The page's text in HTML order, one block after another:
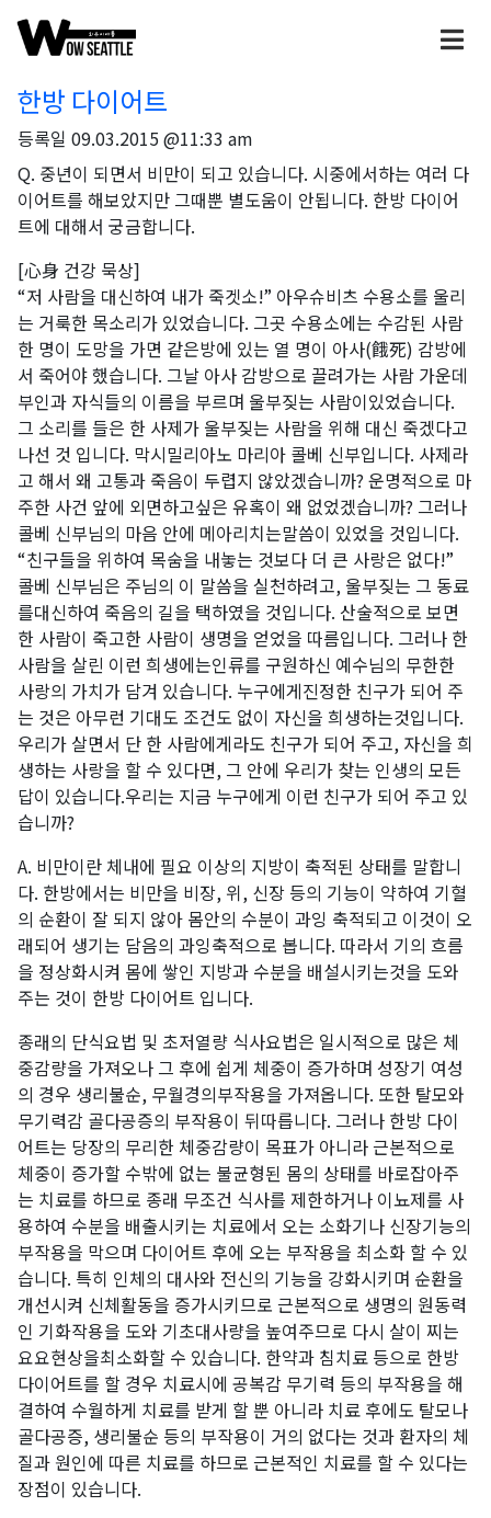
한방 다이어트
등록일 09.03.2015 @11:33 am
Q. 중년이 되면서 비만이 되고 있습니다. 시중에서하는 여러 다
이어트를 해보았지만 그때뿐 별도움이 안됩니다. 한방 다이어
트에 대해서 궁금합니다.
[心身 건강 묵상]
“저 사람을 대신하여 내가 죽겟소!” 아우슈비츠 수용소를 울리
는 거룩한 목소리가 있었습니다. 그곳 수용소에는 수감된 사람
한 명이 도망을 가면 같은방에 있는 열 명이 아사(餓死) 감방에
서 죽어야 했습니다. 그날 아사 감방으로 끌려가는 사람 가운데
부인과 자식들의 이름을 부르며 울부짖는 사람이있었습니다.
그 소리를 들은 한 사제가 울부짖는 사람을 위해 대신 죽겠다고
나선 것 입니다. 막시밀리아노 마리아 콜베 신부입니다. 사제라
고 해서 왜 고통과 죽음이 두렵지 않았겠습니까? 운명적으로 마
주한 사건 앞에 외면하고싶은 유혹이 왜 없었겠습니까? 그러나
콜베 신부님의 마음 안에 메아리치는말씀이 있었을 것입니다.
“친구들을 위하여 목숨을 내놓는 것보다 더 큰 사랑은 없다!”
콜베 신부님은 주님의 이 말씀을 실천하려고, 울부짖는 그 동료
를대신하여 죽음의 길을 택하였을 것입니다. 산술적으로 보면
한 사람이 죽고한 사람이 생명을 얻었을 따름입니다. 그러나 한
사람을 살린 이런 희생에는인류를 구원하신 예수님의 무한한
사랑의 가치가 담겨 있습니다. 누구에게진정한 친구가 되어 주
는 것은 아무런 기대도 조건도 없이 자신을 희생하는것입니다.
우리가 살면서 단 한 사람에게라도 친구가 되어 주고, 자신을 희
생하는 사랑을 할 수 있다면, 그 안에 우리가 찾는 인생의 모든
답이 있습니다.우리는 지금 누구에게 이런 친구가 되어 주고 있
습니까?
A. 비만이란 체내에 필요 이상의 지방이 축적된 상태를 말합니
다. 한방에서는 비만을 비장, 위, 신장 등의 기능이 약하여 기혈
의 순환이 잘 되지 않아 몸안의 수분이 과잉 축적되고 이것이 오
래되어 생기는 담음의 과잉축적으로 봅니다. 따라서 기의 흐름
을 정상화시켜 몸에 쌓인 지방과 수분을 배설시키는것을 도와
주는 것이 한방 다이어트 입니다.
종래의 단식요법 및 초저열량 식사요법은 일시적으로 많은 체
중감량을 가져오나 그 후에 쉽게 체중이 증가하며 성장기 여성
의 경우 생리불순, 무월경의부작용을 가져옵니다. 또한 탈모와
무기력감 골다공증의 부작용이 뒤따릅니다. 그러나 한방 다이
어트는 당장의 무리한 체중감량이 목표가 아니라 근본적으로
체중이 증가할 수밖에 없는 불균형된 몸의 상태를 바로잡아주
는 치료를 하므로 종래 무조건 식사를 제한하거나 이뇨제를 사
용하여 수분을 배출시키는 치료에서 오는 소화기나 신장기능의
부작용을 막으며 다이어트 후에 오는 부작용을 최소화 할 수 있
습니다. 특히 인체의 대사와 전신의 기능을 강화시키며 순환을
개선시켜 신체활동을 증가시키므로 근본적으로 생명의 원동력
인 기화작용을 도와 기초대사량을 높여주므로 다시 살이 찌는
요요현상을최소화할 수 있습니다. 한약과 침치료 등으로 한방
다이어트를 할 경우 치료시에 공복감 무기력 등의 부작용을 해
결하여 수월하게 치료를 받게 할 뿐 아니라 치료 후에도 탈모나
골다공증, 생리불순 등의 부작용이 거의 없다는 것과 환자의 체
질과 원인에 따른 치료를 하므로 근본적인 치료를 할 수 있다는
장점이 있습니다.